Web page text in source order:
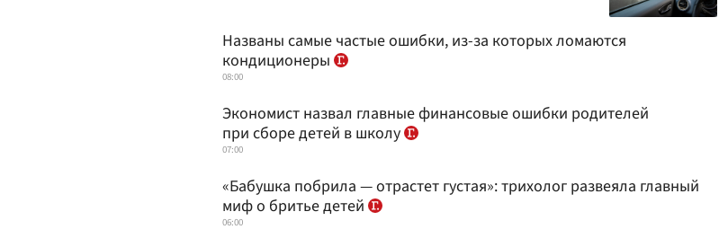
Названы самые частые ошибки, из-за которых ломаются
кондиционеры
08:00
Экономист назвал главные финансовые ошибки родителей
при сборе детей в школу
07:00
«Бабушка побрила — отрастет густая»: трихолог развеяла главный
миф о бритье детей
06:00